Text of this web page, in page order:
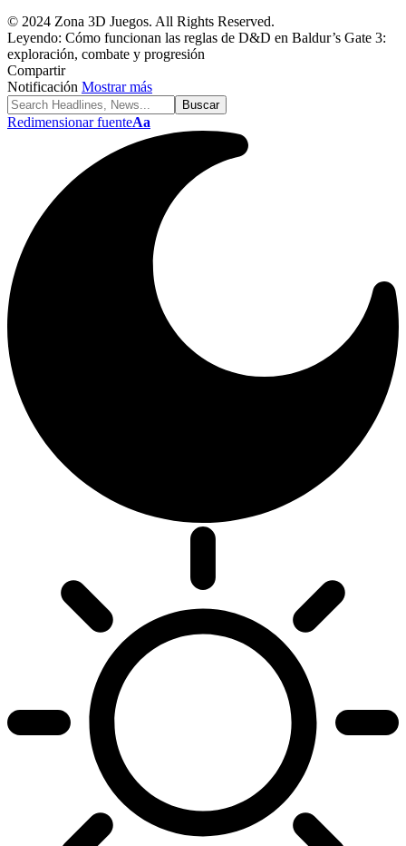
© 2024 Zona 3D Juegos. All Rights Reserved.
Leyendo: Cómo funcionan las reglas de D&D en Baldur’s Gate 3:
exploración, combate y progresión
Compartir
Notificación Mostrar más
Redimensionar fuenteAa